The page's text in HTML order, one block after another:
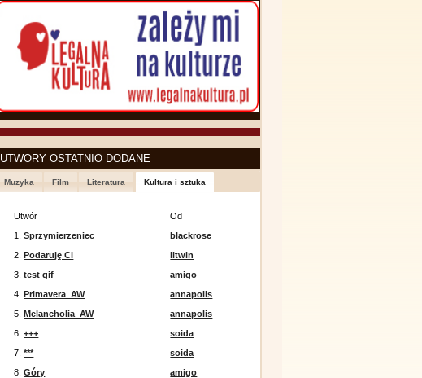
UTWORY OSTATNIO DODANE
Muzyka Film Literatura Kultura i sztuka
Utwór
Od
1.Sprzymierzeniec
blackrose
2.Podaruję Ci
litwin
3.test gif
amigo
4.Primavera_AW
annapolis
5.Melancholia_AW
annapolis
6.+++
soida
7.***
soida
8.Góry
amigo